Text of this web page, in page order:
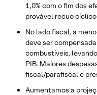
1,0% com o fim dos
provável recuo
No lado fiscal, a
deve ser
combustíveis,
PIB. Maiores
fiscal/parafiscal e
Aumentamos a